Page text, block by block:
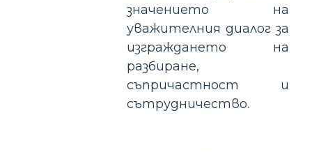
значението на
уважителния диалог за
изграждането на
разбиране,
съпричастност и
сътрудничество.